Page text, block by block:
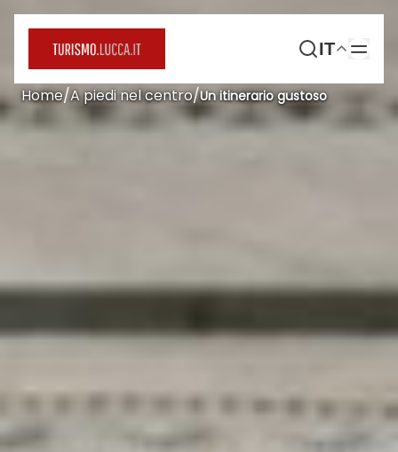
IT
Home/A piedi nel centro/Un itinerario gustoso